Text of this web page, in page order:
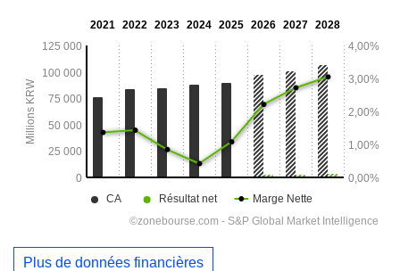
Plus de données financières